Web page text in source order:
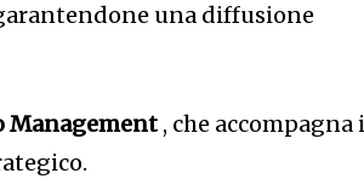
una diffusione
Management , che accompagna